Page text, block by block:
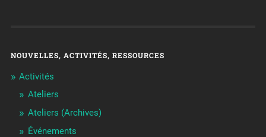
NOUVELLES, ACTIVITÉS, RESSOURCES
Activités
Ateliers
Ateliers (Archives)
Événements